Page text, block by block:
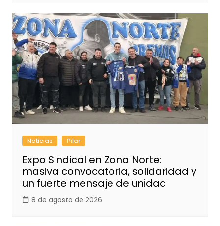
Noticias Pilar
Expo Sindical en Zona Norte:
masiva convocatoria, solidaridad y
un fuerte mensaje de unidad
8 de agosto de 2026